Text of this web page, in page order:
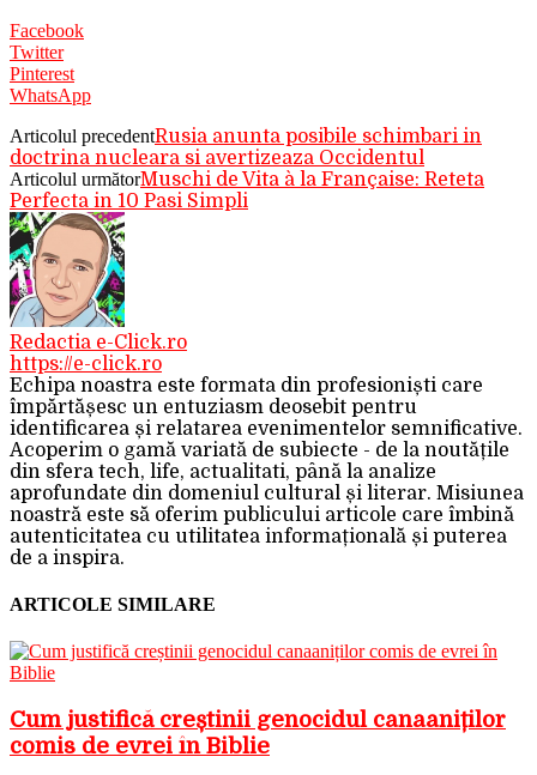
Facebook
Twitter
Pinterest
WhatsApp
Articolul precedentRusia anunta posibile schimbari in
doctrina nucleara si avertizeaza Occidentul
Articolul următorMuschi de Vita à la Française: Reteta
Perfecta in 10 Pasi Simpli
Redactia e-Click.ro
https://e-click.ro
Echipa noastra este formata din profesioniști care
împărtășesc un entuziasm deosebit pentru
identificarea și relatarea evenimentelor semnificative.
Acoperim o gamă variată de subiecte - de la noutățile
din sfera tech, life, actualitati, până la analize
aprofundate din domeniul cultural și literar. Misiunea
noastră este să oferim publicului articole care îmbină
autenticitatea cu utilitatea informațională și puterea
de a inspira.
ARTICOLE SIMILARE
Cum justifică creștinii genocidul canaaniților
comis de evrei în Biblie